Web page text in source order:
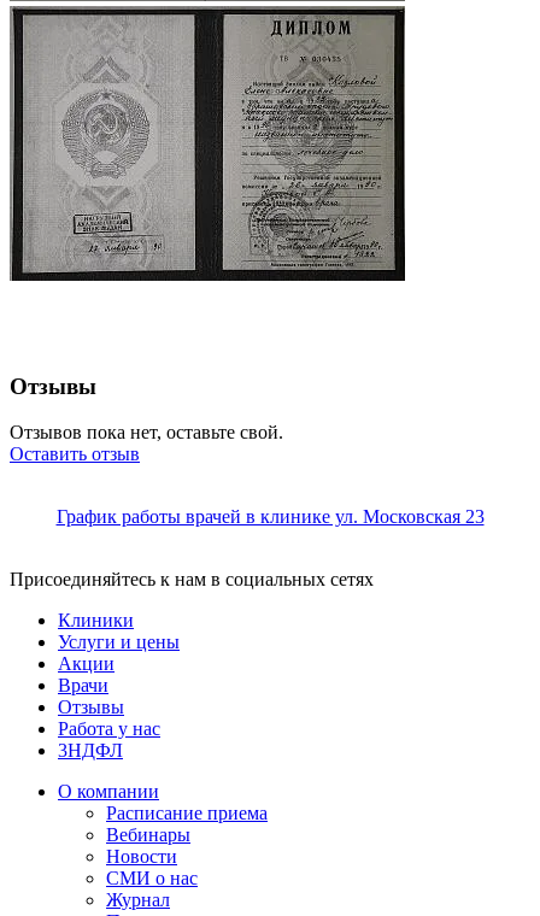
Отзывы
Отзывов пока нет, оставьте свой.
Оставить отзыв
График работы врачей в клинике ул. Московская 23
Присоединяйтесь к нам в социальных сетях
Клиники
Услуги и цены
Акции
Врачи
Отзывы
Работа у нас
3НДФЛ
О компании
Расписание приема
Вебинары
Новости
СМИ о нас
Журнал